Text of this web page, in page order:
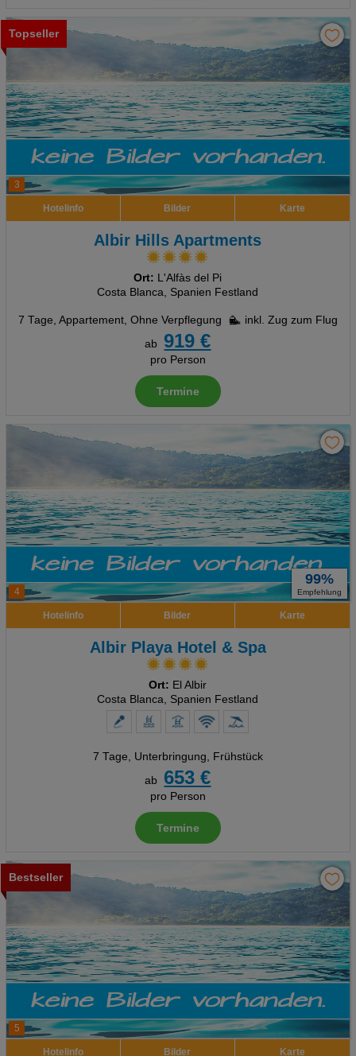
3
Topseller
Hotelinfo Bilder Karte
Albir Hills Apartments
Ort: L'Alfàs del Pi
Costa Blanca, Spanien Festland
7 Tage, Appartement, Ohne Verpflegung
inkl. Zug zum Flug
ab
919 €
pro Person
Termine
4
99%
Empfehlung
Hotelinfo Bilder Karte
Albir Playa Hotel & Spa
Ort: El Albir
Costa Blanca, Spanien Festland
7 Tage, Unterbringung, Frühstück
ab
653 €
pro Person
Termine
5
Bestseller
Hotelinfo Bilder Karte